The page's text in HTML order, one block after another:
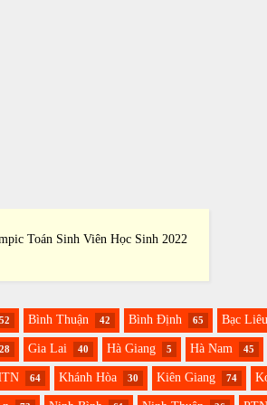
Toán Sinh Viên Học Sinh 2022
52 Bình Thuận 42 Bình Định 65 Bạc Liêu
28 Gia Lai 40 Hà Giang 5 Hà Nam 45
64 Khánh Hòa 30 Kiên Giang 74